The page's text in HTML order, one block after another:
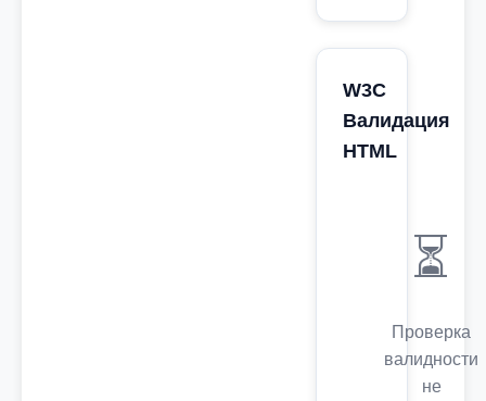
W3C
Валидация
HTML
⏳
Проверка
валидности
не